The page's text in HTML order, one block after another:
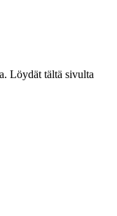
Löydät tältä sivulta